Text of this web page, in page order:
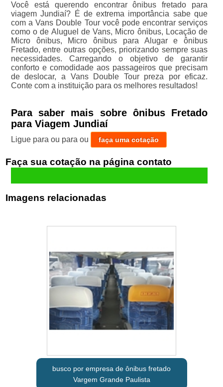
Você está querendo encontrar ônibus fretado para
viagem Jundiaí? É de extrema importância sabe que
com a Vans Double Tour você pode encontrar serviços
como o de Aluguel de Vans, Micro ônibus, Locação de
Micro ônibus, Micro ônibus para Alugar e ônibus
Fretado, entre outras opções, priorizando sempre suas
necessidades. Carregando o objetivo de garantir
conforto e comodidade aos passageiros que precisam
de deslocar, a Vans Double Tour preza por eficaz.
Conte com a instituição para os melhores resultados!
Para saber mais sobre ônibus Fretado
para Viagem Jundiaí
Ligue para ou para ou faça uma cotação
Faça sua cotação
Imagens relacionadas
busco por empresa de ônibus fretado
Vargem Grande Paulista